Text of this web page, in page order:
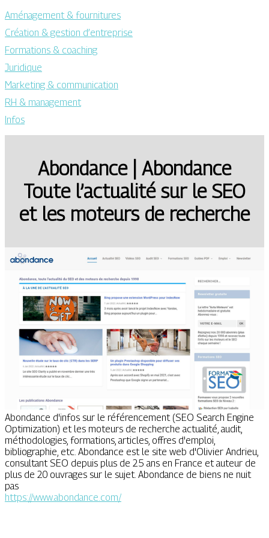
Aménagement & fournitures
Création & gestion d’entreprise
Formations & coaching
Juridique
Marketing & communication
RH & management
Infos
Abondance | Abondance
Toute l’actualité sur le SEO
et les moteurs de recherche
Abondance d'infos sur le référencement (SEO Search Engine
Optimization) et les moteurs de recherche actualité, audit,
méthodologies, formations, articles, offres d'emploi,
bibliographie, etc. Abondance est le site web d'Olivier Andrieu,
consultant SEO depuis plus de 25 ans en France et auteur de
plus de 20 ouvrages sur le sujet. Abondance de biens ne nuit
pas
https://www.abondance.com/